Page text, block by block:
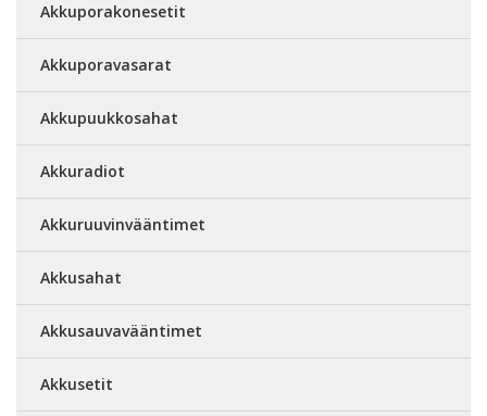
Akkuporakonesetit
Akkuporavasarat
Akkupuukkosahat
Akkuradiot
Akkuruuvinvääntimet
Akkusahat
Akkusauvavääntimet
Akkusetit